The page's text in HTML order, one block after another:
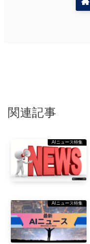
関連記事
AIニュース特集
AIニュース特集